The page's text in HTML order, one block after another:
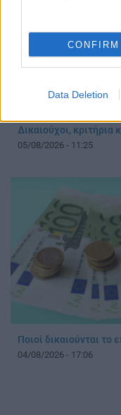
CONFIRM
Data Deletion
Δικαιούχοι, κριτήρια
05/08/2026 - 11:25
Ποιοί δικαιούνται το
04/08/2026 - 17:06